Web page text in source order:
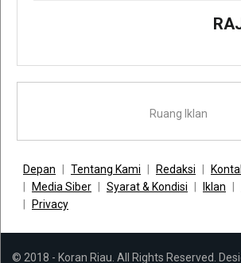
Ruang Iklan
Depan Tentang Kami Redaksi
Media Siber
Syarat & Kondisi Iklan
Privacy
© 2018 - Koran Riau. All Rights Reserved.